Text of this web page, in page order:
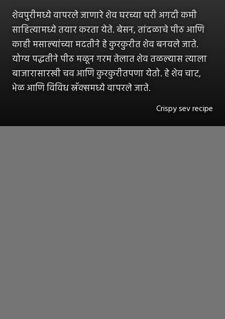
शेवपुरीमध्ये वापरले जाणारे शेव घरच्या घरी अगदी कमी
साहित्यामध्ये तयार करता येते. बेसन, तांदळाचे पीठ आणि
काही मसाल्यांच्या मदतीने हे कुरकुरीत शेव बनवले जाते.
योग्य पद्धतीने पीठ मळून गरम तेलात शेव तळल्यास त्याला
बाजारासारखी चव आणि कुरकुरीतपणा येतो. हे शेव चाट,
भेळ आणि विविध स्नॅक्समध्ये वापरले जाते.
Crispy sev recipe